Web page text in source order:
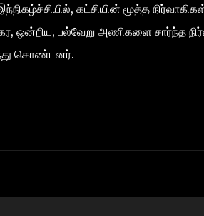
கட்சியின் மூத்த
ஒன்றிய, பல்வேறு அணிகளை சார்ந்த
கொண்டனர்.